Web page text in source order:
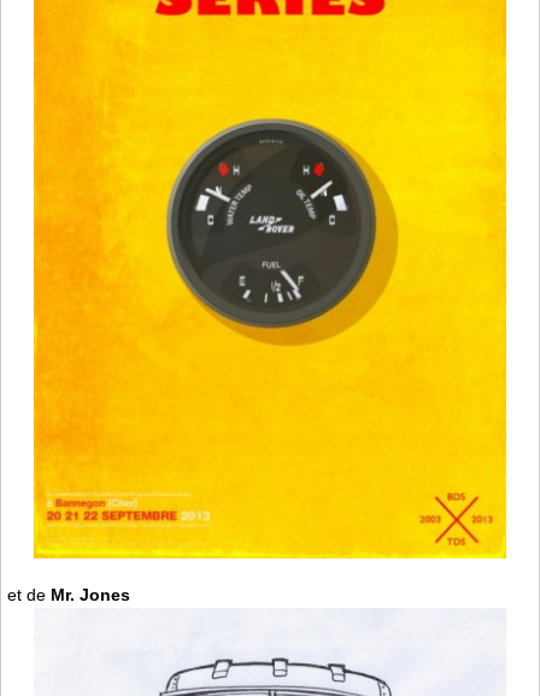
et de Mr. Jones